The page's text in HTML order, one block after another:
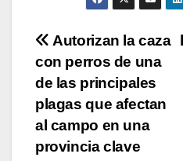
Navegación
de
entradas
Autorizan la caza
con perros de una
de las principales
plagas que afectan
al campo en una
provincia clave